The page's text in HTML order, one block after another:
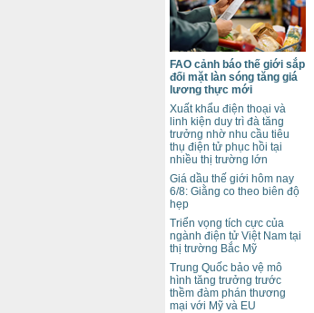
FAO cảnh báo thế giới sắp
đối mặt làn sóng tăng giá
lương thực mới
Xuất khẩu điện thoại và
linh kiện duy trì đà tăng
trưởng nhờ nhu cầu tiêu
thụ điện tử phục hồi tại
nhiều thị trường lớn
Giá dầu thế giới hôm nay
6/8: Giằng co theo biên độ
hẹp
Triển vọng tích cực của
ngành điện tử Việt Nam tại
thị trường Bắc Mỹ
Trung Quốc bảo vệ mô
hình tăng trưởng trước
thềm đàm phán thương
mại với Mỹ và EU